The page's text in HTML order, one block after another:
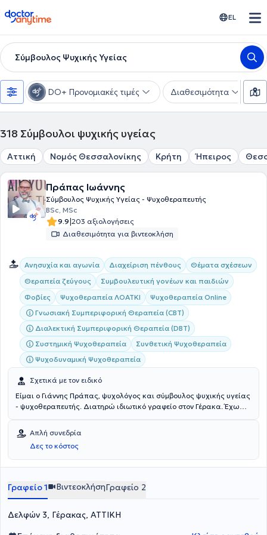
doctoranytime EL
Σύμβουλος Ψυχικής Υγείας
DO+ Προνομιακές τιμές Διαθεσιμότητα
318 Σύμβουλοι ψυχικής υγείας
Αττική Νομός Θεσσαλονίκης Κρήτη Ήπειρος
Πράπας Ιωάννης
Σύμβουλος Ψυχικής Υγείας - Ψυχοθεραπευτής
BSc, MSc
9.9|203 αξιολογήσεις
Διαθεσιμότητα για βιντεοκλήση
Ανησυχία και αγωνία Διαχείριση πένθους
Θέματα σχέσεων
Θεραπεία ζεύγους
Συμβουλευτική γονέων και παιδιών
Φοβίες
Ψυχοθεραπεία ΛΟΑΤΚΙ
Ψυχοθεραπεία Online
Γνωσιακή Συμπεριφορική Θεραπεία (CBT)
Διαλεκτική Συμπεριφορική Θεραπεία (DBT)
Συστημική Ψυχοθεραπεία
Συνθετική Ψυχοθεραπεία
Ψυχοδυναμική Ψυχοθεραπεία
Σχετικά με τον ειδικό
Είμαι ο Γιάννης Πράπας, ψυχολόγος και σύμβουλος ψυχικής υγείας
- ψυχοθεραπευτής. Διατηρώ ιδιωτικό γραφείο στον Γέρακα. Έχω
University) Ψυχολογία, στην Ελλάδα (Ε.Κ.Π.Α. και Ε.Α.Π. Ανοικτό
Πανεπιστήμιο) και στο εξωτερικό (Scotland, Edinburgh) Γνωσιακή
και Συμπεριφοριστική Ψυχοθεραπεία, Ψυχογλωσσολογία και
Συμβουλευτική, Εκπαίδευση Ενηλίκων και Συμβουλευτική στον
Συνθετική-Απαρτιωτική Ψυχοθεραπεία, στη Συμβουλευτική και τη
Θετική Ψυχοθεραπεία. Επίσης, συνεργάζομαι σε επίπεδο
ιδιωτικούς φορείς. Στο γραφείο μου αναλαμβάνω περιστατικά που
Απλή συνεδρία
Δες το κόστος
Γραφείο 1 ΒιντεοκλήσηΓραφείο 2
Δελφών 3, Γέρακας, ΑΤΤΙΚΗ